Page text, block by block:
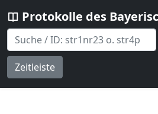
Protokolle des
Zeitleiste